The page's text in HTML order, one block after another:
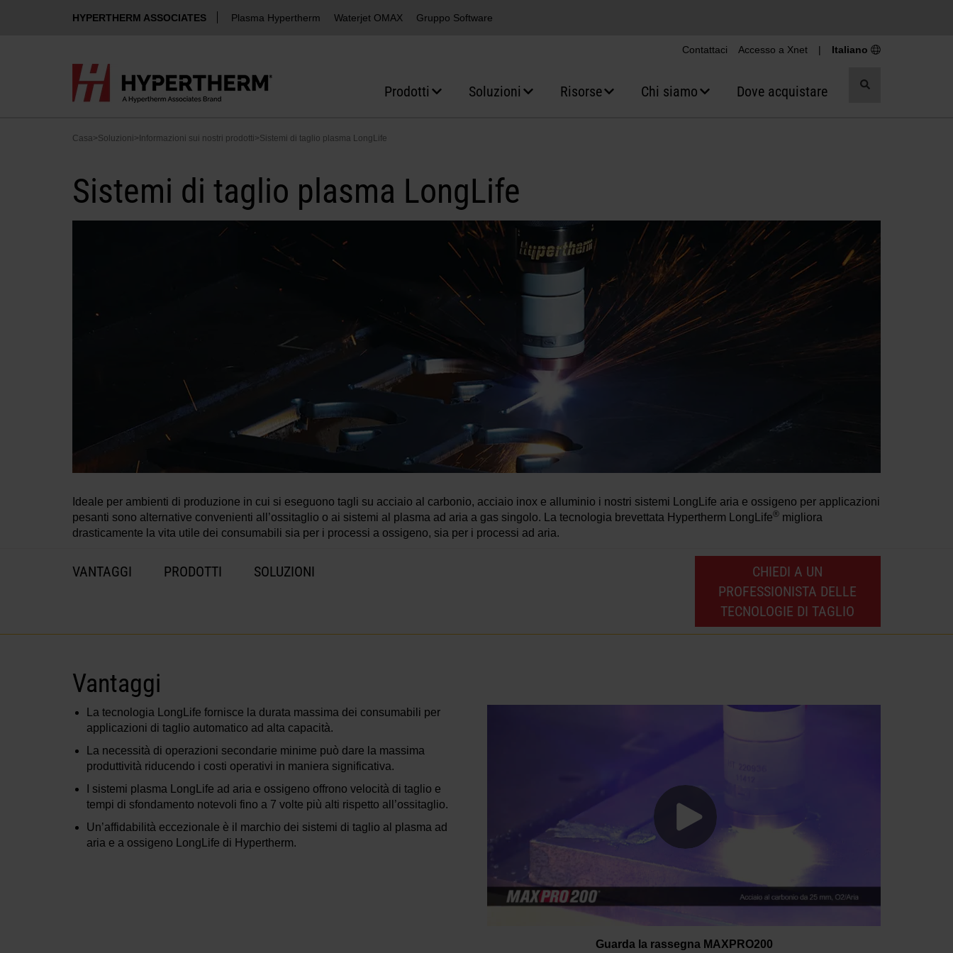
HYPERTHERM ASSOCIATES Plasma Hypertherm Waterjet OMAX Gruppo Software
Contattaci Accesso a Xnet | Italiano
Prodotti Soluzioni Risorse Chi siamo Dove acquistare
Attiva/Disattiva
Casa>Soluzioni> Informazioni sui nostri prodotti>Sistemi di taglio plasma LongLife
Sistemi di taglio plasma LongLife
Ideale per ambienti di produzione in cui si eseguono tagli su acciaio al carbonio, acciaio inox e alluminio i nostri sistemi LongLife aria e ossigeno per applicazioni
pesanti sono alternative convenienti all’ossitaglio o ai sistemi al plasma ad aria a gas singolo. La tecnologia brevettata Hypertherm LongLife® migliora
drasticamente la vita utile dei consumabili sia per i processi a ossigeno, sia per i processi ad aria.
VANTAGGI PRODOTTI SOLUZIONI
CHIEDI A UN
PROFESSIONISTA DELLE
TECNOLOGIE DI TAGLIO
Vantaggi
La tecnologia LongLife fornisce la durata massima dei consumabili per
applicazioni di taglio automatico ad alta capacità.
La necessità di operazioni secondarie minime può dare la massima
produttività riducendo i costi operativi in maniera significativa.
I sistemi plasma LongLife ad aria e ossigeno offrono velocità di taglio e
tempi di sfondamento notevoli fino a 7 volte più alti rispetto all’ossitaglio.
Un’affidabilità eccezionale è il marchio dei sistemi di taglio al plasma ad
aria e a ossigeno LongLife di Hypertherm.
Guarda la rassegna MAXPRO200